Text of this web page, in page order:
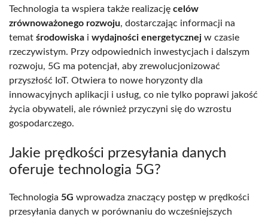
Technologia ta wspiera także realizację celów
zrównoważonego rozwoju, dostarczając informacji na
temat środowiska i wydajności energetycznej w czasie
rzeczywistym. Przy odpowiednich inwestycjach i dalszym
rozwoju, 5G ma potencjał, aby zrewolucjonizować
przyszłość IoT. Otwiera to nowe horyzonty dla
innowacyjnych aplikacji i usług, co nie tylko poprawi jakość
życia obywateli, ale również przyczyni się do wzrostu
gospodarczego.
Jakie prędkości przesyłania danych
oferuje technologia 5G?
Technologia 5G wprowadza znaczący postęp w prędkości
przesyłania danych w porównaniu do wcześniejszych